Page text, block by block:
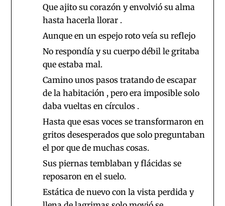
Que ajito su corazón y envolvió su alma
hasta hacerla llorar .
Aunque en un espejo roto veía su reflejo
No respondía y su cuerpo débil le gritaba
que estaba mal.
Camino unos pasos tratando de escapar
de la habitación , pero era imposible solo
daba vueltas en círculos .
Hasta que esas voces se transformaron en
gritos desesperados que solo preguntaban
el por que de muchas cosas.
Sus piernas temblaban y flácidas se
reposaron en el suelo.
Estática de nuevo con la vista perdida y